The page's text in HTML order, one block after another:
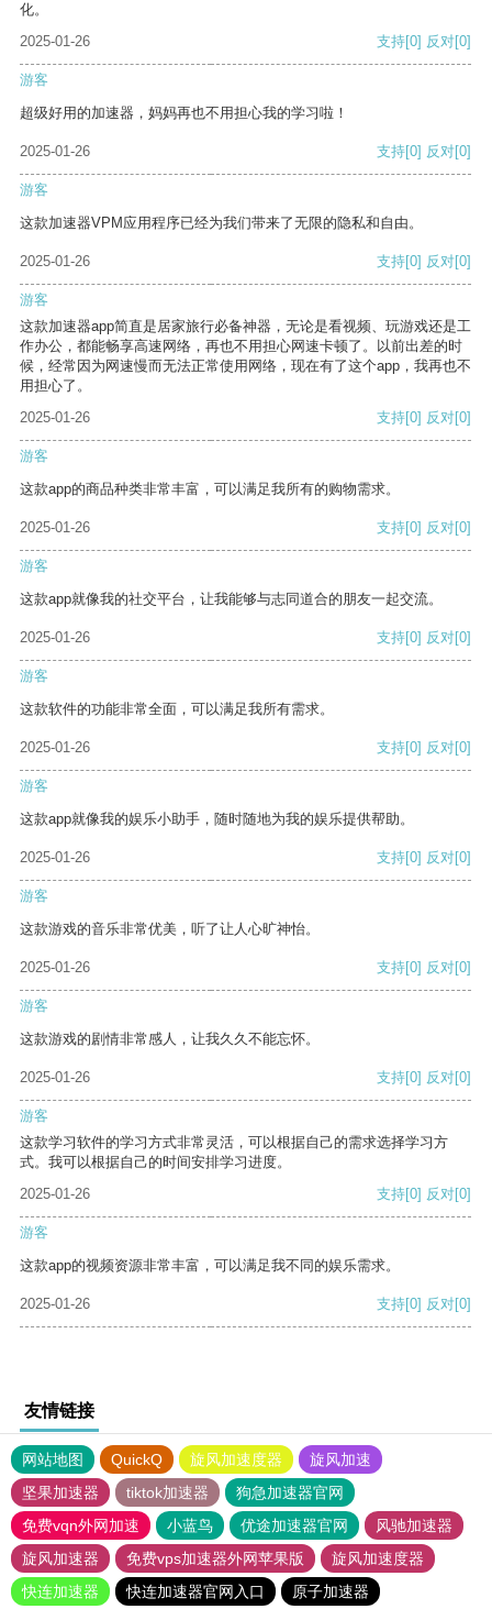
化。
2025-01-26
支持[0] 反对[0]
游客
超级好用的加速器，妈妈再也不用担心我的学习啦！
2025-01-26 支持[0] 反对[0]
游客
这款加速器VPM应用程序已经为我们带来了无限的隐私和自由。
2025-01-26 支持[0] 反对[0]
游客
这款加速器app简直是居家旅行必备神器，无论是看视频、玩游戏还是工
作办公，都能畅享高速网络，再也不用担心网速卡顿了。以前出差的时
候，经常因为网速慢而无法正常使用网络，现在有了这个app，我再也不
用担心了。
2025-01-26
支持[0] 反对[0]
游客
这款app的商品种类非常丰富，可以满足我所有的购物需求。
2025-01-26 支持[0] 反对[0]
游客
这款app就像我的社交平台，让我能够与志同道合的朋友一起交流。
2025-01-26 支持[0] 反对[0]
游客
这款软件的功能非常全面，可以满足我所有需求。
2025-01-26 支持[0] 反对[0]
游客
这款app就像我的娱乐小助手，随时随地为我的娱乐提供帮助。
2025-01-26 支持[0] 反对[0]
游客
这款游戏的音乐非常优美，听了让人心旷神怡。
2025-01-26 支持[0] 反对[0]
游客
这款游戏的剧情非常感人，让我久久不能忘怀。
2025-01-26 支持[0] 反对[0]
游客
这款学习软件的学习方式非常灵活，可以根据自己的需求选择学习方
式。我可以根据自己的时间安排学习进度。
2025-01-26
支持[0] 反对[0]
游客
这款app的视频资源非常丰富，可以满足我不同的娱乐需求。
2025-01-26 支持[0] 反对[0]
友情链接
网站地图 QuickQ 旋风加速度器
旋风加速
坚果加速器
tiktok加速器
狗急加速器官网
免费vqn外网加速
小蓝鸟 优途加速器官网
风驰加速器
旋风加速器
免费vps加速器外网苹果版
旋风加速度器
快连加速器
快连加速器官网入口 原子加速器